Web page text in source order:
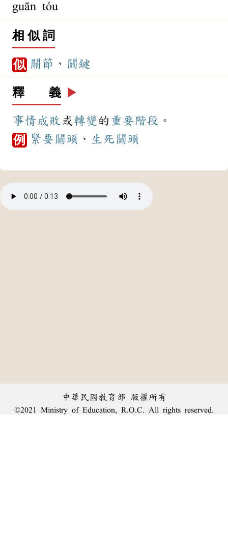
guān tóu
相 似 詞
似 關節 、 關鍵
釋 義 ▶️
事情 成敗 或轉變 的 重要階段 。
例 緊要關頭 、 生死關頭
中華民國教育部 版權所有
©2021 Ministry of Education, R.O.C. All rights reserved.